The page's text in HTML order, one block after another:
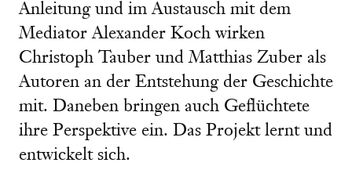
Anleitung und im Austausch mit dem
Mediator Alexander Koch wirken
Christoph Tauber und Matthias Zuber als
Autoren an der Entstehung der Geschichte
mit. Daneben bringen auch Geflüchtete
ihre Perspektive ein. Das Projekt lernt und
entwickelt sich.